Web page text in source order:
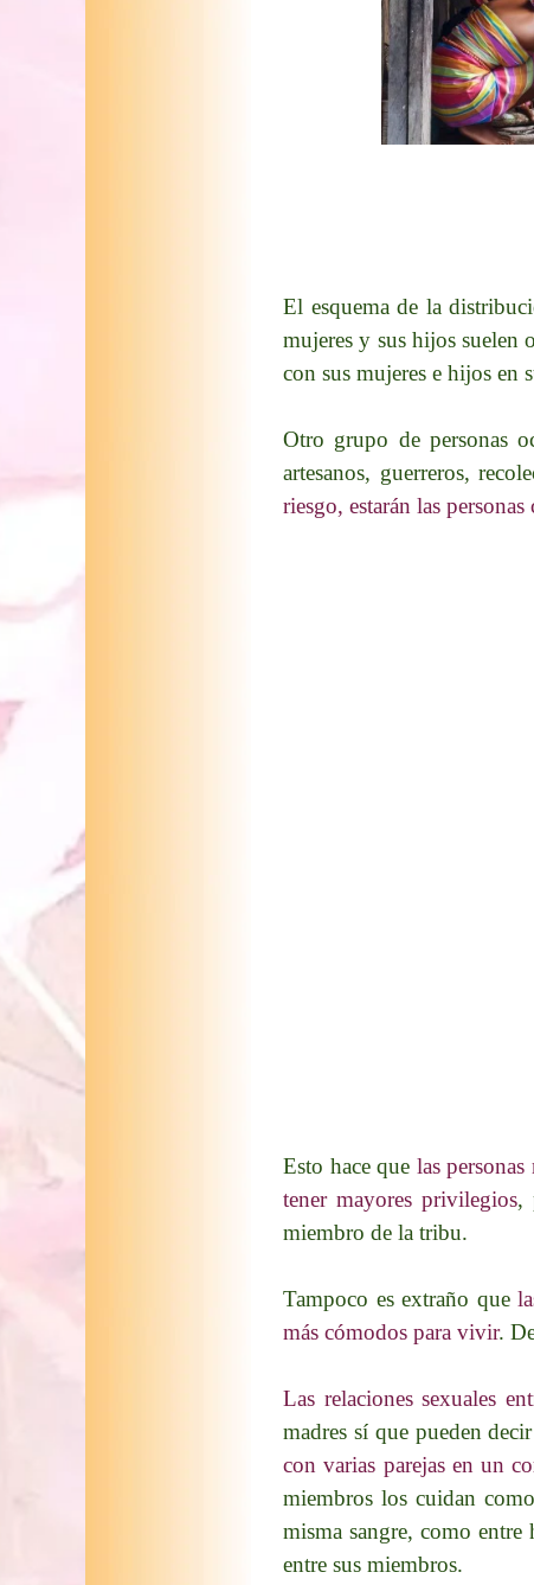
El esquema de la
mujeres y sus hijos suelen
con sus mujeres e hijos en
Otro grupo de personas
artesanos, guerreros,
riesgo, estarán las
Esto hace que las
tener mayores privilegios,
miembro de la tribu.
Tampoco es extraño que
más cómodos para vivir.
Las relaciones sexuales
madres sí que pueden
con varias parejas en un
miembros los cuidan
misma sangre, como
entre sus miembros.